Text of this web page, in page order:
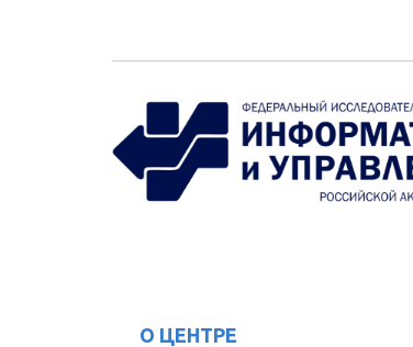
О ЦЕНТРЕ